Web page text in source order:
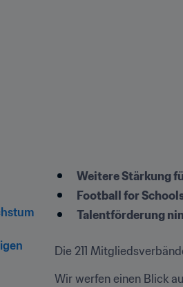
Weitere Stärkung
Football for
Talentförderung
Die 211
Wir werfen einen Blick